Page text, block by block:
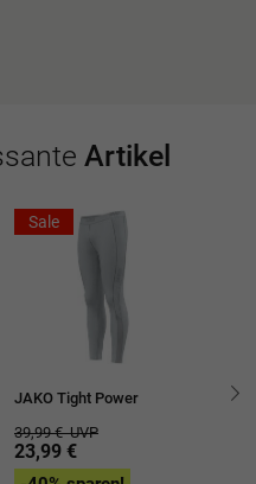
Artikel
Sale
JAKO Tight Power
39,99 €UVP
23,99 €